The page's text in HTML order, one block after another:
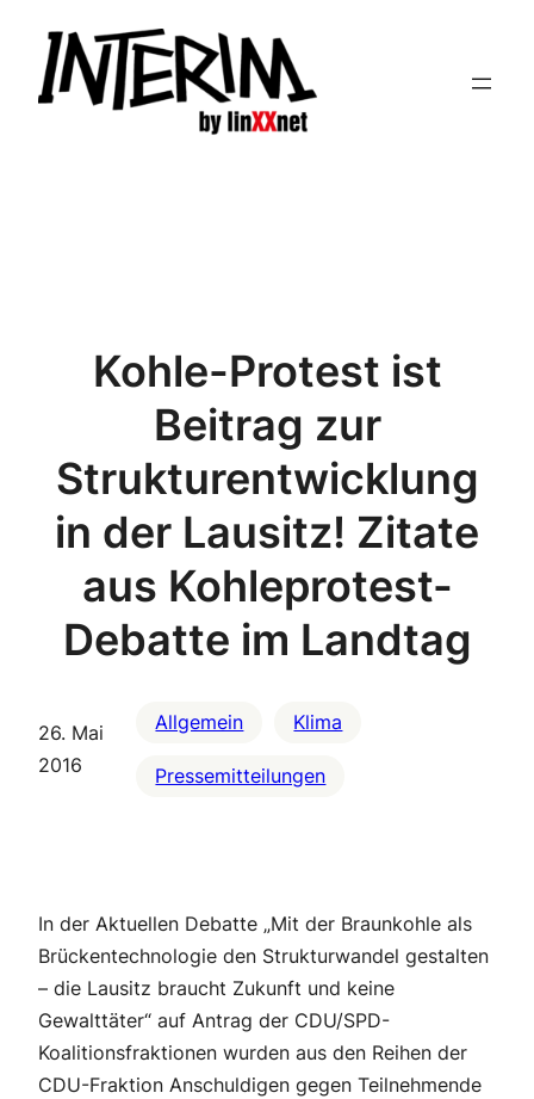
Inhalt
springen
Kohle-Protest ist
Beitrag zur
Strukturentwicklung
in der Lausitz! Zitate
aus Kohleprotest-
Debatte im Landtag
26. Mai
2016
Allgemein Klima
Pressemitteilungen
In der Aktuellen Debatte „Mit der Braunkohle als
Brückentechnologie den Strukturwandel gestalten
– die Lausitz braucht Zukunft und keine
Gewalttäter“ auf Antrag der CDU/SPD-
Koalitionsfraktionen wurden aus den Reihen der
CDU-Fraktion Anschuldigen gegen Teilnehmende